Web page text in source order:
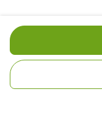
Ingrediënten